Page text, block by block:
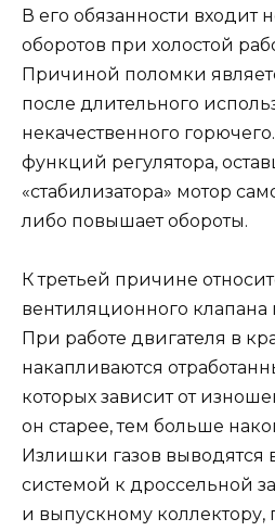
В его обязанности входит
оборотов при холостой
Причиной поломки
после длительного
некачественного
функций регулятора,
«стабилизатора» мотор
либо повышает обороты.
К третьей причине
вентиляционного клапана
При работе двигателя в
накапливаются
которых зависит от
он старее, тем больше
Излишки газов выводятся
системой к дроссельной
и выпускному коллектору,